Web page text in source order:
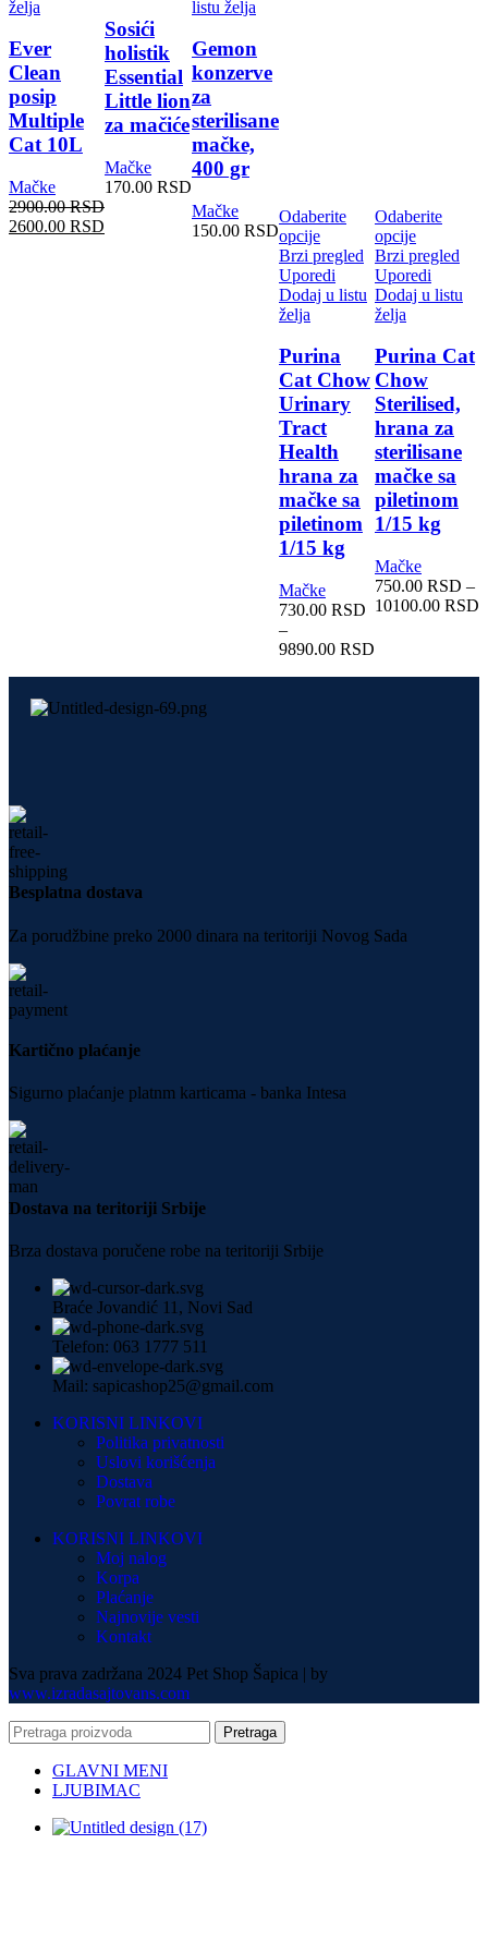
želja
Ever
Clean
posip
Multiple
Cat 10L
Mačke
2900.00RSD
2600.00 RSD
Sosići
holistik
Essential
Little lion
za mačiće
Mačke
170.00 RSD
listu želja
Gemon
konzerve
za
sterilisane
mačke,
400 gr
Mačke
150.00 RSD
Odaberite
opcije
Brzi pregled
Uporedi
Dodaj u listu
želja
Purina
Cat Chow
Urinary
Tract
Health
hrana za
mačke sa
piletinom
1/15 kg
Mačke
730.00 RSD
–
9890.00 RSD
Odaberite
opcije
Brzi pregled
Uporedi
Dodaj u listu
želja
Purina Cat
Chow
Sterilised,
hrana za
sterilisane
mačke sa
piletinom
1/15 kg
Mačke
750.00 RSD –
10100.00 RSD
Besplatna dostava
Za porudžbine preko 2000 dinara na teritoriji Novog Sada
Kartično plaćanje
Sigurno plaćanje platnm karticama - banka Intesa
Dostava na teritoriji Srbije
Brza dostava poručene robe na teritoriji Srbije
Braće Jovandić 11, Novi Sad
Telefon: 063 1777 511
Mail: sapicashop25@gmail.com
KORISNI LINKOVI
Politika privatnosti
Uslovi korišćenja
Dostava
Povrat robe
KORISNI LINKOVI
Moj nalog
Korpa
Plaćanje
Najnovije vesti
Kontakt
Sva prava zadržana 2024 Pet Shop Šapica | by
www.izradasajtovans.com
Pretraga
GLAVNI MENI
LJUBIMAC